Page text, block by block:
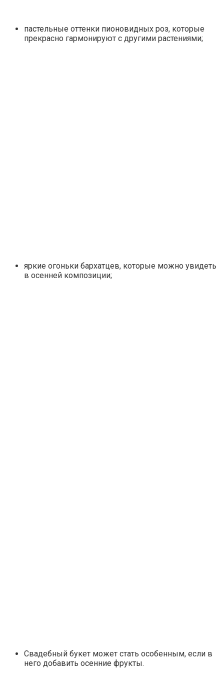
пастельные оттенки пионовидных роз, которые
прекрасно гармонируют с другими растениями;
яркие огоньки бархатцев, которые можно увидеть
в осенней композиции;
Свадебный букет может стать особенным, если в
него добавить осенние фрукты.